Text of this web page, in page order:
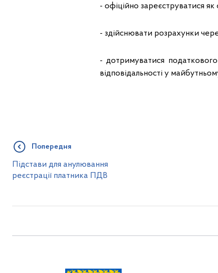
- офіційно зареєструватися
- здійснювати розрахунки
- дотримуватися
відповідальності у
Попередня
Підстави для анулювання
реєстрації платника ПДВ